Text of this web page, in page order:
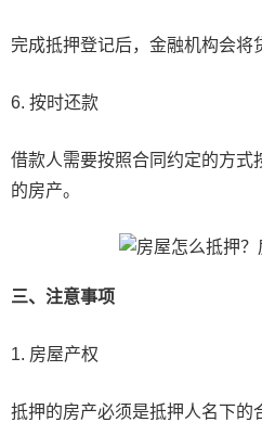
完成抵押登记后，金融机构会将
6. 按时还款
借款人需要按照合同约定的方式
的房产。
三、注意事项
1. 房屋产权
抵押的房产必须是抵押人名下的